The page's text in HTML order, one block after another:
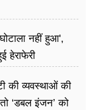
नहीं हुआ',
हेराफेरी
की व्यवस्थाओं की
‘डबल इंजन’ को